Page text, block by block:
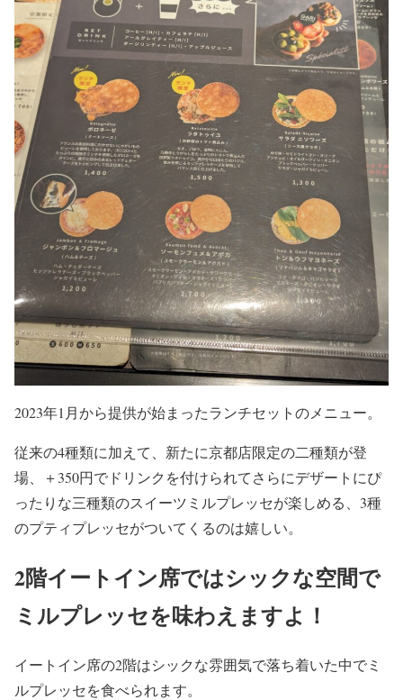
2023年1月から提供が始まったランチセットのメニュー。
従来の4種類に加えて、新たに京都店限定の二種類が登
場、＋350円でドリンクを付けられてさらにデザートにぴ
ったりな三種類のスイーツミルプレッセが楽しめる、3種
のプティプレッセがついてくるのは嬉しい。
2階イートイン席ではシックな空間で
ミルプレッセを味わえますよ！
イートイン席の2階はシックな雰囲気で落ち着いた中でミ
ルプレッセを食べられます。